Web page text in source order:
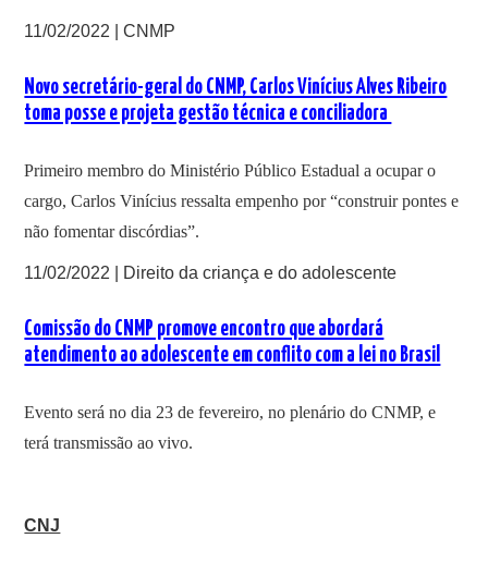
11/02/2022 | CNMP
Novo secretário-geral do CNMP, Carlos Vinícius Alves Ribeiro
toma posse e projeta gestão técnica e conciliadora
Primeiro membro do Ministério Público Estadual a ocupar o
cargo, Carlos Vinícius ressalta empenho por “construir pontes e
não fomentar discórdias”.
11/02/2022 | Direito da criança e do adolescente
Comissão do CNMP promove encontro que abordará
atendimento ao adolescente em conflito com a lei no Brasil
Evento será no dia 23 de fevereiro, no plenário do CNMP, e
terá transmissão ao vivo.
CNJ